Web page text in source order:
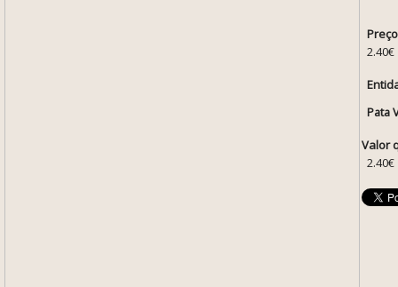
2.40€
Pata
Valor
2.40€